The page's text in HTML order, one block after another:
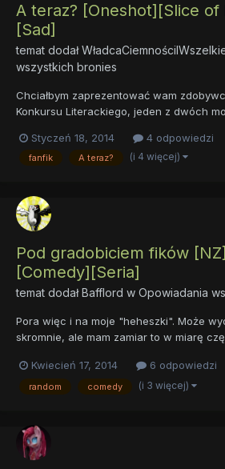
A teraz? [Oneshot][Slice of
[Sad]
temat dodał
wszystkich bronies
Chciałbym zaprezentować wam
Konkursu Literackiego, jeden z dwóch
tylko moje odczucie), poddane lekkiej
wizualnej opowiadanie: A teraz? Pewna
Styczeń 18, 2014 4 odpowiedzi
fanfik A teraz? (i 4 więcej)
Pod gradobiciem fików
[Comedy][Seria]
temat dodałBafflord w Opowiadania
Pora więc i na moje "heheszki". Może
skromnie, ale mam zamiar to w miarę
Kwiecień 17, 2014
6 odpowiedzi
random comedy (i 3 więcej)